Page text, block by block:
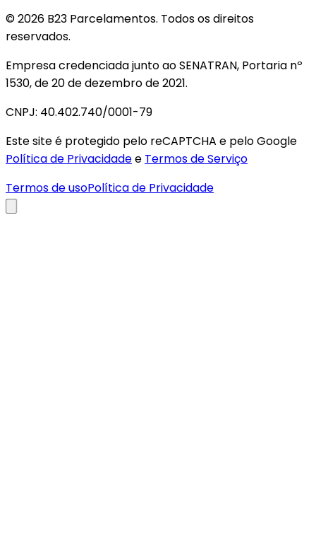
© 2026 B23 Parcelamentos. Todos os direitos
reservados.
Empresa credenciada junto ao SENATRAN, Portaria nº
1530, de 20 de dezembro de 2021.
CNPJ: 40.402.740/0001-79
Este site é protegido pelo reCAPTCHA e pelo Google
Política de Privacidadee Termos de Serviço
Termos de usoPolítica de Privacidade